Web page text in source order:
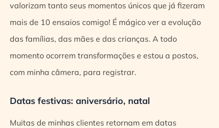
valorizam tanto seus momentos únicos que já fizeram
mais de 10 ensaios comigo! É mágico ver a evolução
das famílias, das mães e das crianças. A todo
momento ocorrem transformações e estou a postos,
com minha câmera, para registrar.
Datas festivas: aniversário, natal
Muitas de minhas clientes retornam em datas